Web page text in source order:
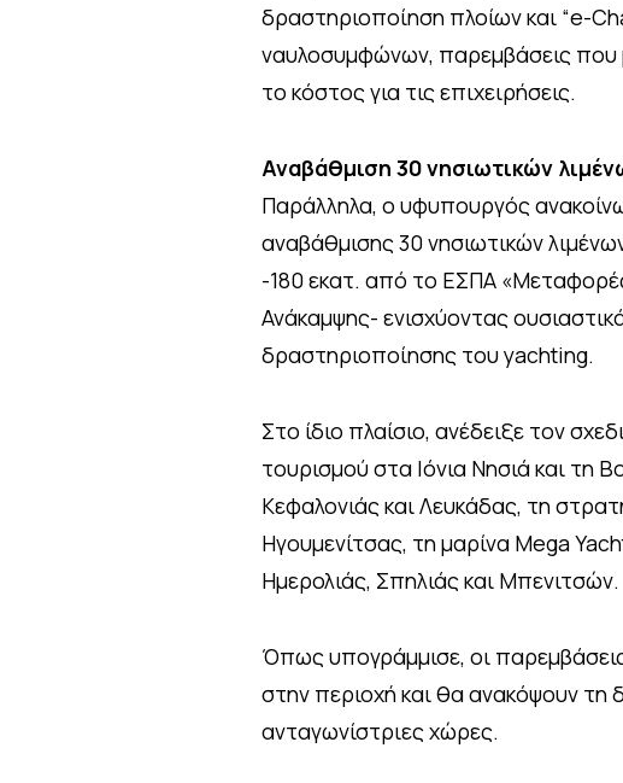
δραστηριοποίηση πλοίων και “e-
ναυλοσυμφώνων, παρεμβάσεις που
το κόστος για τις επιχειρήσεις.
Αναβάθμιση 30 νησιωτικών
Παράλληλα, ο υφυπουργός
αναβάθμισης 30 νησιωτικών
-180 εκατ. από το ΕΣΠΑ
Ανάκαμψης- ενισχύοντας
δραστηριοποίησης του yachting.
Στο ίδιο πλαίσιο, ανέδειξε τον
τουρισμού στα Ιόνια Νησιά και τη
Κεφαλονιάς και Λευκάδας, τη
Ηγουμενίτσας, τη μαρίνα Mega
Ημερολιάς, Σπηλιάς και Μπενιτσών.
Όπως υπογράμμισε, οι
στην περιοχή και θα ανακόψουν
ανταγωνίστριες χώρες.